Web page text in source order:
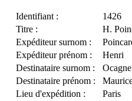
Identifiant :
1426
Titre :
H.
Expéditeur surnom :
Expéditeur prénom :
Henri
Destinataire surnom :
Ocagne
Destinataire prénom :
Lieu d'expédition :
Paris